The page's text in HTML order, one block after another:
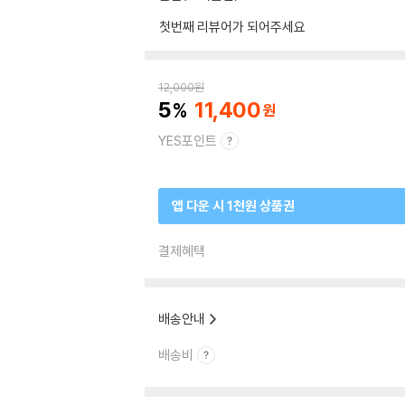
첫번째 리뷰어가 되어주세요
12,000원
5 11,400
YES포인트
앱 다운 시 1천원 상품권
결제혜택
배송안내
배송비